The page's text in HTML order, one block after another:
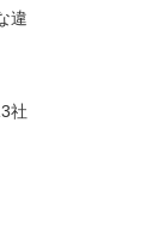
違
社